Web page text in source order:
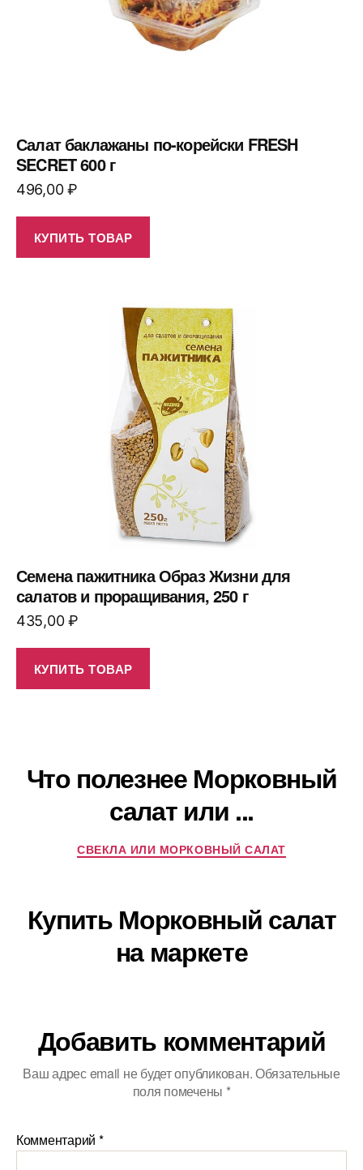
Салат баклажаны по-корейски FRESH
SECRET 600 г
496,00₽
КУПИТЬ ТОВАР
Семена пажитника Образ Жизни для
салатов и проращивания, 250 г
435,00₽
КУПИТЬ ТОВАР
Что полезнее Морковный
салат или ...
СВЕКЛА ИЛИ МОРКОВНЫЙ САЛАТ
Купить Морковный салат
на маркете
Добавить комментарий
Ваш адрес email не будет опубликован.Обязательные
поля помечены *
Комментарий *